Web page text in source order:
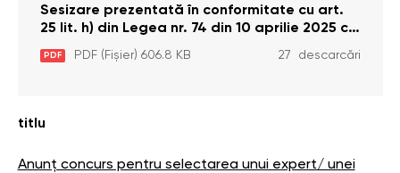
Sesizare prezentată în conformitate cu art.
25 lit. h) din Legea nr. 74 din 10 aprilie 2025 cu
privire la Curtea Constituțională şi art. 26 din
Legea cu privire la Avocatul Poporului
PDF PDF (Fișier) 606.8 KB 27 descarcări
titlu
Anunț concurs pentru selectarea unui expert/ unei